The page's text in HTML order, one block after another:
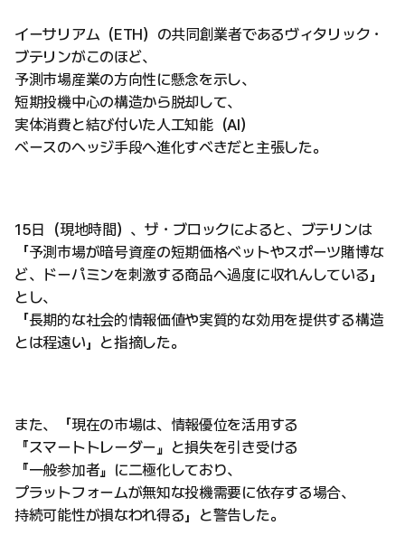
イーサリアム（ETH）の共同創業者であるヴィタリック・
ブテリンがこのほど、
予測市場産業の方向性に懸念を示し、
短期投機中心の構造から脱却して、
実体消費と結び付いた人工知能（AI）
ベースのヘッジ手段へ進化すべきだと主張した。
15日（現地時間）、ザ・ブロックによると、ブテリンは
「予測市場が暗号資産の短期価格ベットやスポーツ賭博な
ど、ドーパミンを刺激する商品へ過度に収れんしている」
とし、
「長期的な社会的情報価値や実質的な効用を提供する構造
とは程遠い」と指摘した。
また、「現在の市場は、情報優位を活用する
『スマートトレーダー』と損失を引き受ける
『一般参加者』に二極化しており、
プラットフォームが無知な投機需要に依存する場合、
持続可能性が損なわれ得る」と警告した。